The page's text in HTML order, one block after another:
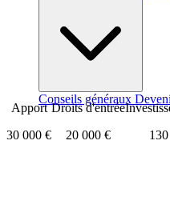
Conseils généraux
Apport
30 000 €
Droits d'entrée
20 000 €